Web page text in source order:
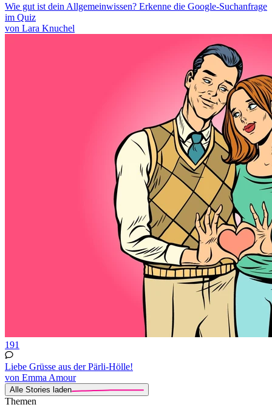
Wie gut ist dein Allgemeinwissen? Erkenne die Google-Suchanfrage
im Quiz
von Lara Knuchel
191
Liebe Grüsse aus der Pärli-Hölle!
von Emma Amour
Alle Stories laden
Themen